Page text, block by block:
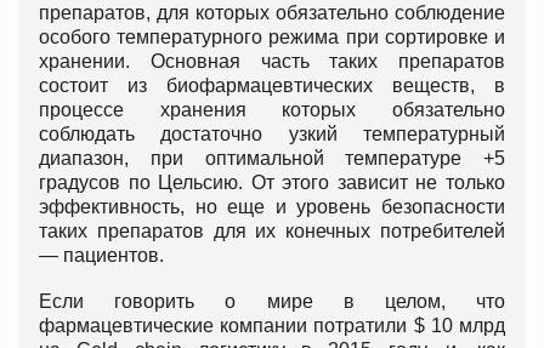
препаратов, для которых обязательно соблюдение
особого температурного режима при сортировке и
хранении. Основная часть таких препаратов
состоит из биофармацевтических веществ, в
процессе хранения которых обязательно
соблюдать достаточно узкий температурный
диапазон, при оптимальной температуре +5
градусов по Цельсию. От этого зависит не только
эффективность, но еще и уровень безопасности
таких препаратов для их конечных потребителей
— пациентов.
Если говорить о мире в целом, что
фармацевтические компании потратили $ 10 млрд